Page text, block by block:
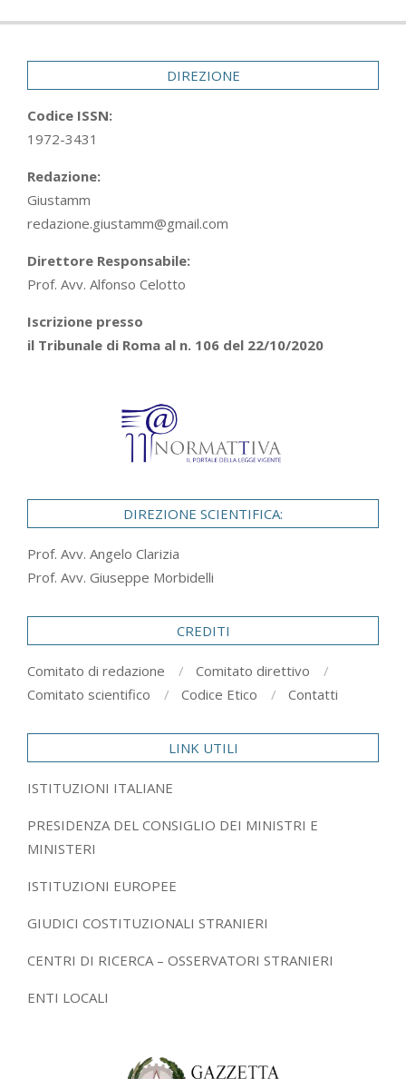
DIREZIONE
Codice ISSN:
1972-3431
Redazione:
Giustamm
redazione.giustamm@gmail.com
Direttore Responsabile:
Prof. Avv. Alfonso Celotto
Iscrizione presso
il Tribunale di Roma al n. 106 del 22/10/2020
DIREZIONE SCIENTIFICA:
Prof. Avv. Angelo Clarizia
Prof. Avv. Giuseppe Morbidelli
CREDITI
Comitato di redazione
Comitato direttivo
Comitato scientifico
Codice Etico Contatti
LINK UTILI
ISTITUZIONI ITALIANE
PRESIDENZA DEL CONSIGLIO DEI MINISTRI E
MINISTERI
ISTITUZIONI EUROPEE
GIUDICI COSTITUZIONALI STRANIERI
CENTRI DI RICERCA – OSSERVATORI STRANIERI
ENTI LOCALI